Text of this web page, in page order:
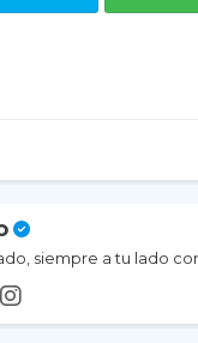
siempre a tu lado